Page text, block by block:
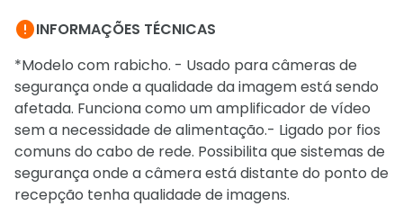
INFORMAÇÕES TÉCNICAS
*Modelo com rabicho. - Usado para câmeras de
segurança onde a qualidade da imagem está sendo
afetada. Funciona como um amplificador de vídeo
sem a necessidade de alimentação.- Ligado por fios
comuns do cabo de rede. Possibilita que sistemas de
segurança onde a câmera está distante do ponto de
recepção tenha qualidade de imagens.